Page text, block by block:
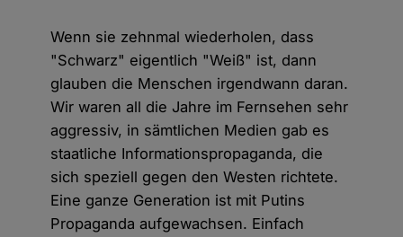
Wenn sie zehnmal wiederholen, dass
"Schwarz" eigentlich "Weiß" ist, dann
glauben die Menschen irgendwann daran.
Wir waren all die Jahre im Fernsehen sehr
aggressiv, in sämtlichen Medien gab es
staatliche Informationspropaganda, die
sich speziell gegen den Westen richtete.
Eine ganze Generation ist mit Putins
Propaganda aufgewachsen. Einfach